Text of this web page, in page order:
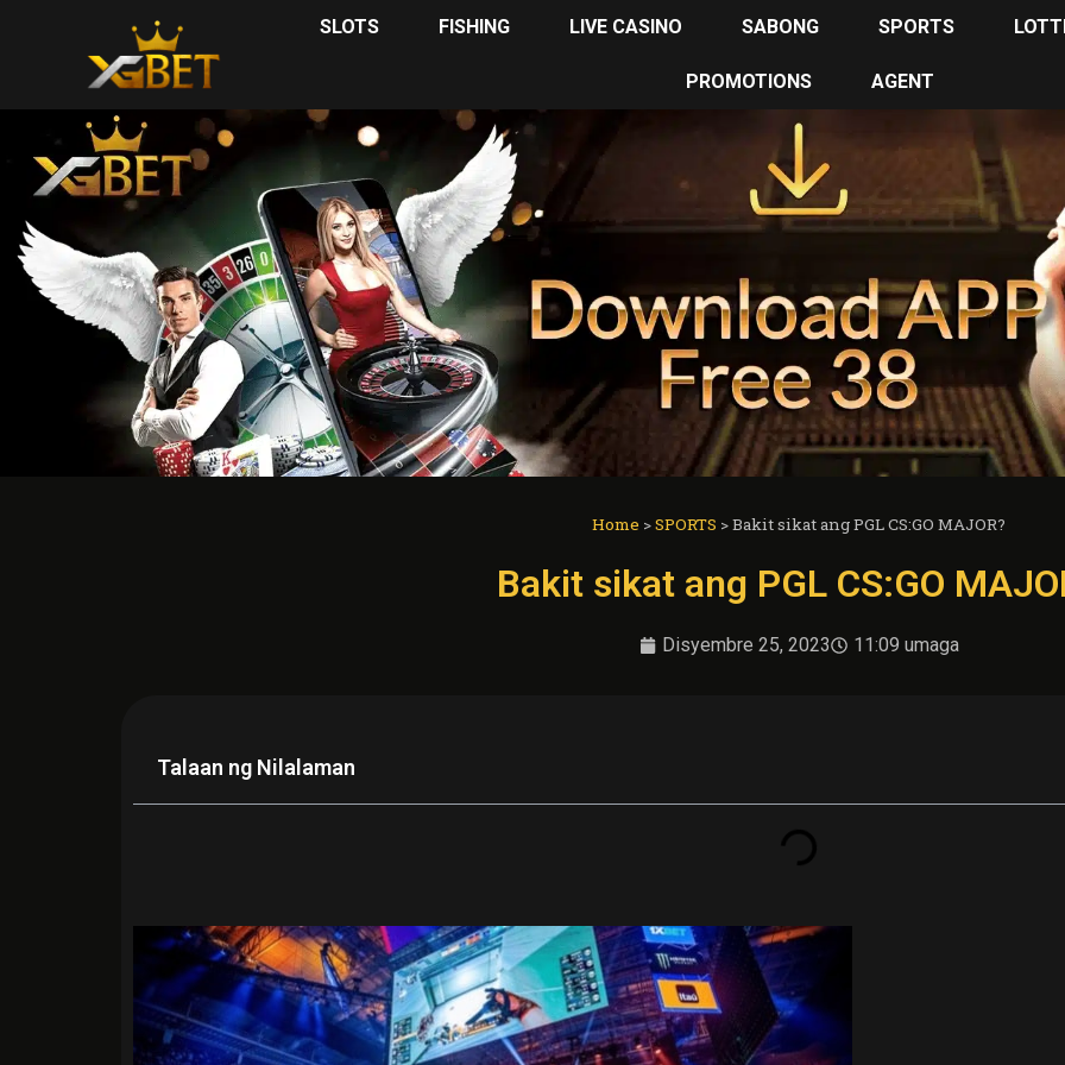
SLOTS FISHING LIVE CASINO SABONG SPORTS
PROMOTIONS AGENT
Home >SPORTS >Bakit sikat ang PGL CS:GO MAJOR?
Bakit sikat ang PGL CS:GO
Disyembre 25, 2023 11:09 umaga
Talaan ng Nilalaman